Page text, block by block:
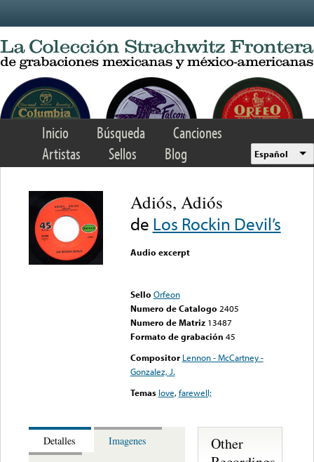
Inicio Búsqueda
Canciones
Artistas
Sellos Blog Español
Adiós, Adiós
de Los Rockin Devil’s
Audio excerpt
Sello Orfeon
Numero de Catalogo 2405
Numero de Matriz 13487
Formato de grabación 45
Compositor Lennon - McCartney -
Gonzalez, J.
Temas love,farewell;
Detalles
Imagenes
Other